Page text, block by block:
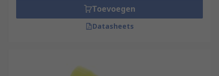
Toevoegen
Datasheets